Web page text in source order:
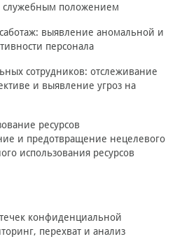
служебным положением
выявление аномальной и
персонала
сотрудников: отслеживание
и выявление угроз на
ресурсов
и предотвращение нецелевого
использования ресурсов
конфиденциальной
перехват и анализ